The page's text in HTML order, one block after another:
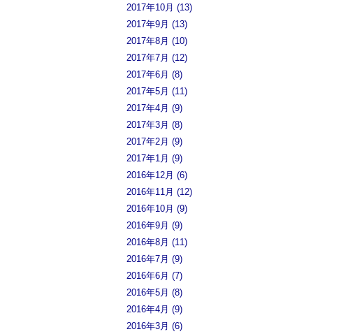
2017年10月 (13)
2017年9月 (13)
2017年8月 (10)
2017年7月 (12)
2017年6月 (8)
2017年5月 (11)
2017年4月 (9)
2017年3月 (8)
2017年2月 (9)
2017年1月 (9)
2016年12月 (6)
2016年11月 (12)
2016年10月 (9)
2016年9月 (9)
2016年8月 (11)
2016年7月 (9)
2016年6月 (7)
2016年5月 (8)
2016年4月 (9)
2016年3月 (6)